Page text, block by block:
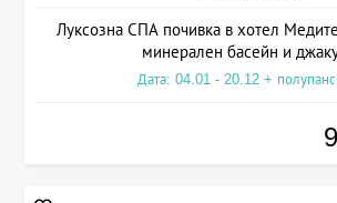
Луксозна СПА почивка в хотел
минерален басейн и
Дата: 04.01 - 20.12 +